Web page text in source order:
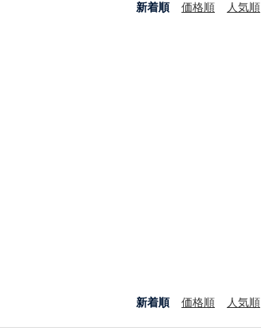
新着順 価格順 人気順
新着順 価格順 人気順